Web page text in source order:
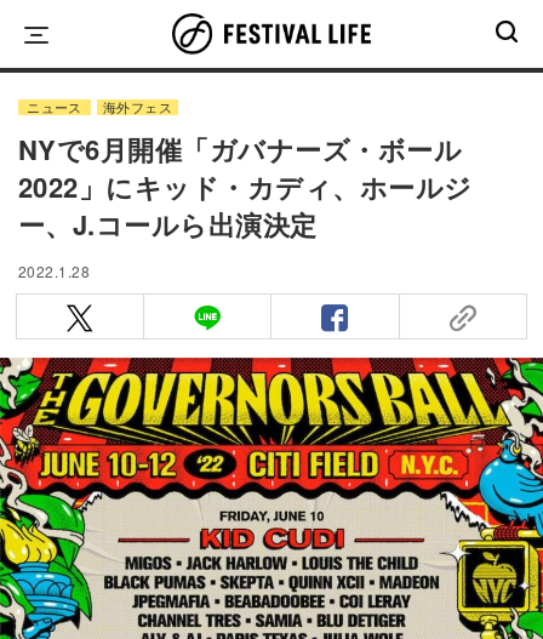
content
ニュース 海外フェス
NYで6月開催「ガバナーズ・ボール
2022」にキッド・カディ、ホールジ
ー、J.コールら出演決定
2022.1.28